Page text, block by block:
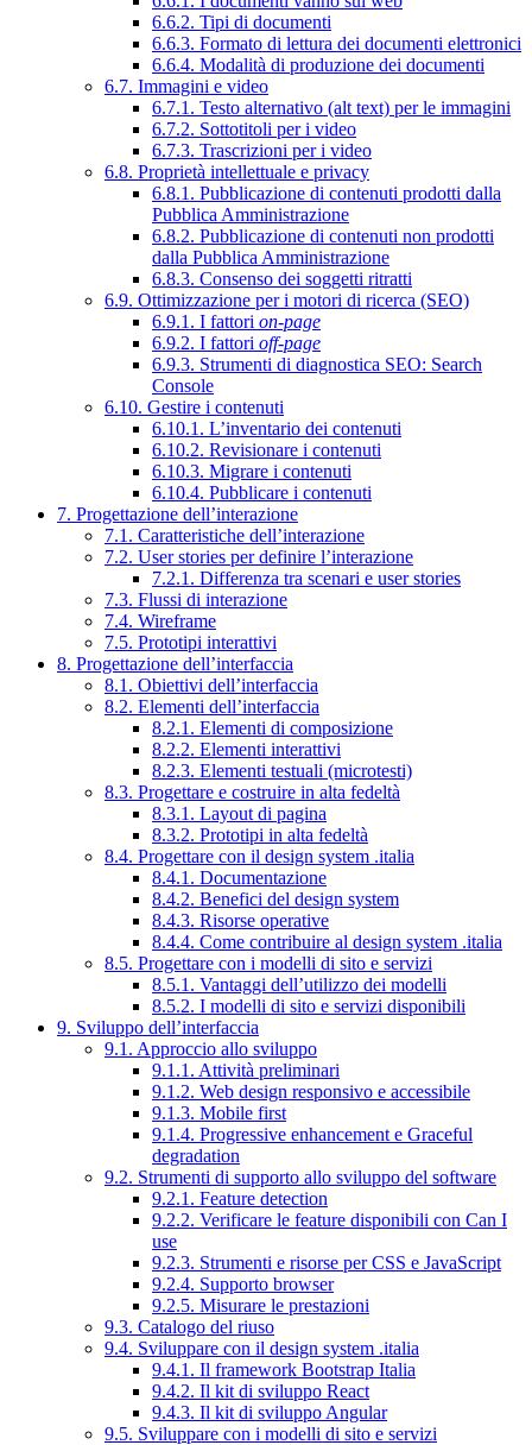
6.6.2. Tipi di documenti
6.6.3. Formato di lettura dei documenti elettronici
6.6.4. Modalità di produzione dei documenti
6.7. Immagini e video
6.7.1. Testo alternativo (alt text) per le immagini
6.7.2. Sottotitoli per i video
6.7.3. Trascrizioni per i video
6.8. Proprietà intellettuale e privacy
6.8.1. Pubblicazione di contenuti prodotti dalla
Pubblica Amministrazione
6.8.2. Pubblicazione di contenuti non prodotti
dalla Pubblica Amministrazione
6.8.3. Consenso dei soggetti ritratti
6.9. Ottimizzazione per i motori di ricerca (SEO)
6.9.1. I fattori on-page
6.9.2. I fattori off-page
6.9.3. Strumenti di diagnostica SEO: Search
Console
6.10. Gestire i contenuti
6.10.1. L’inventario dei contenuti
6.10.2. Revisionare i contenuti
6.10.3. Migrare i contenuti
6.10.4. Pubblicare i contenuti
7. Progettazione dell’interazione
7.1. Caratteristiche dell’interazione
7.2. User stories per definire l’interazione
7.2.1. Differenza tra scenari e user stories
7.3. Flussi di interazione
7.4. Wireframe
7.5. Prototipi interattivi
8. Progettazione dell’interfaccia
8.1. Obiettivi dell’interfaccia
8.2. Elementi dell’interfaccia
8.2.1. Elementi di composizione
8.2.2. Elementi interattivi
8.2.3. Elementi testuali (microtesti)
8.3. Progettare e costruire in alta fedeltà
8.3.1. Layout di pagina
8.3.2. Prototipi in alta fedeltà
8.4. Progettare con il design system .italia
8.4.1. Documentazione
8.4.2. Benefici del design system
8.4.3. Risorse operative
8.4.4. Come contribuire al design system .italia
8.5. Progettare con i modelli di sito e servizi
8.5.1. Vantaggi dell’utilizzo dei modelli
8.5.2. I modelli di sito e servizi disponibili
9. Sviluppo dell’interfaccia
9.1. Approccio allo sviluppo
9.1.1. Attività preliminari
9.1.2. Web design responsivo e accessibile
9.1.3. Mobile first
9.1.4. Progressive enhancement e Graceful
degradation
9.2. Strumenti di supporto allo sviluppo del software
9.2.1. Feature detection
9.2.2. Verificare le feature disponibili con Can I
use
9.2.3. Strumenti e risorse per CSS e JavaScript
9.2.4. Supporto browser
9.2.5. Misurare le prestazioni
9.3. Catalogo del riuso
9.4. Sviluppare con il design system .italia
9.4.1. Il framework Bootstrap Italia
9.4.2. Il kit di sviluppo React
9.4.3. Il kit di sviluppo Angular
9.5. Sviluppare con i modelli di sito e servizi